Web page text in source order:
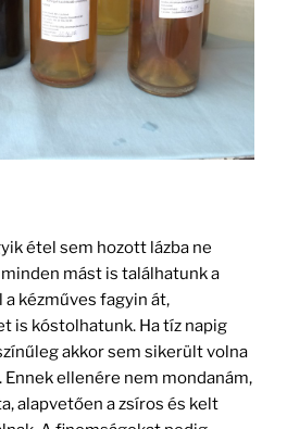
étel sem hozott lázba ne
mást is találhatunk a
kézműves fagyin át,
is kóstolhatunk. Ha tíz napig
akkor sem sikerült volna
ellenére nem mondanám,
alapvetően a zsíros és kelt